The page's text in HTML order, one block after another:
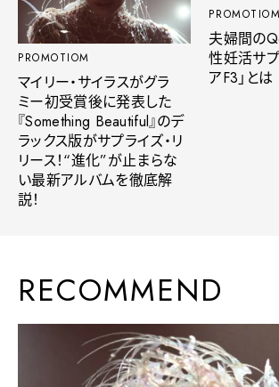
PROMOTIOM
マイリー・サイラスがグラ
ミー初受賞後に発表した
『Something Beautiful』のデ
ラックス版がサプライズ・リ
リース！“進化”が止まらな
い最新アルバムを徹底解
説！
PROMOTIOM
夫婦間の
性妊活サプ
アF3」とは
RECOMMEND